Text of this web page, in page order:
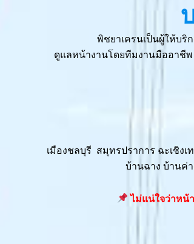
พิชยาเครนเป็นผู้ให้บริ
ดูแลหน้างานโดยทีมงานมืออาชี
เมืองชลบุรี สมุทรปราการ ฉะเชิ
บ้านฉาง บ้านค่
ไม่แน่ใจว่าหน้